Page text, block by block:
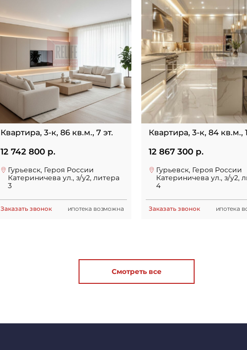
Квартира, 3-к, 86 кв.м., 7 эт.
12 742 800 р.
Гурьевск, Героя России
Катериничева ул., з/у2, литера
3
Заказать звонок ипотека возможна
Квартира, 3-к, 84 кв.м.,
12 867 300 р.
Гурьевск, Героя России
Катериничева ул., з/у2,
4
Заказать звонок ипотека
Смотреть все